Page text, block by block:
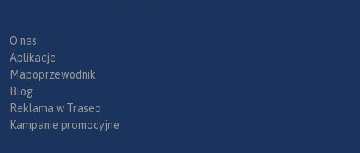
O nas
Aplikacje
Mapoprzewodnik
Blog
Reklama w Traseo
Kampanie promocyjne